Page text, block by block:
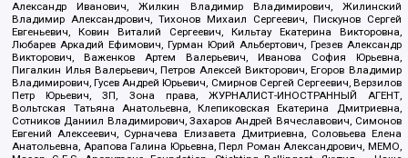
Александр Иванович, Жилкин Владимир Владимирович, Жилинский
Владимир Александрович, Тихонов Михаил Сергеевич, Пискунов Сергей
Евгеньевич, Ковин Виталий Сергеевич, Кильтау Екатерина Викторовна,
Любарев Аркадий Ефимович, Гурман Юрий Альбертович, Грезев Александр
Викторович, Важенков Артем Валерьевич, Иванова София Юрьевна,
Пигалкин Илья Валерьевич, Петров Алексей Викторович, Егоров Владимир
Владимирович, Гусев Андрей Юрьевич, Смирнов Сергей Сергеевич, Верзилов
Петр Юрьевич, ЗП, Зона права, ЖУРНАЛИСТ-ИНОСТРАННЫЙ АГЕНТ,
Вольтская Татьяна Анатольевна, Клепиковская Екатерина Дмитриевна,
Сотников Даниил Владимирович, Захаров Андрей Вячеславович, Симонов
Евгений Алексеевич, Сурначева Елизавета Дмитриевна, Соловьева Елена
Анатольевна, Арапова Галина Юрьевна, Перл Роман Александрович, МЕМО,